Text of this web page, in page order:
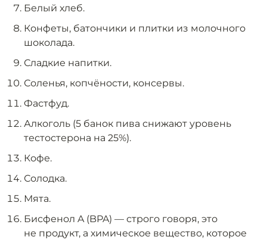
Белый хлеб.
Конфеты, батончики и плитки из молочного
шоколада.
Сладкие напитки.
Соленья, копчёности, консервы.
Фастфуд.
Алкоголь (5 банок пива снижают уровень
тестостерона на 25%).
Кофе.
Солодка.
Мята.
Бисфенол A (BPA) — строго говоря, это
не продукт, а химическое вещество, которое